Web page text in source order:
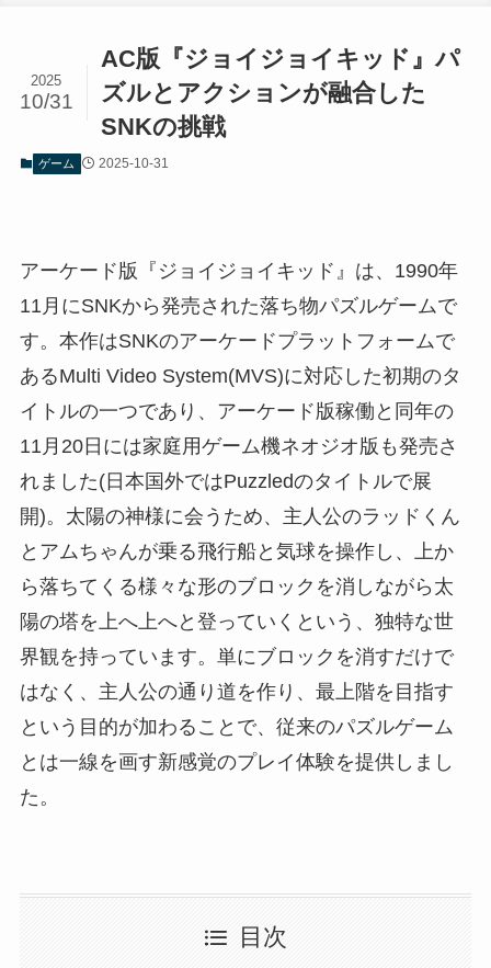
AC版『ジョイジョイキッド』パ
ズルとアクションが融合した
SNKの挑戦
2025
10/31
ゲーム 2025-10-31
アーケード版『ジョイジョイキッド』は、1990年
11月にSNKから発売された落ち物パズルゲームで
す。本作はSNKのアーケードプラットフォームで
あるMulti Video System(MVS)に対応した初期のタ
イトルの一つであり、アーケード版稼働と同年の
11月20日には家庭用ゲーム機ネオジオ版も発売さ
れました(日本国外ではPuzzledのタイトルで展
開)。太陽の神様に会うため、主人公のラッドくん
とアムちゃんが乗る飛行船と気球を操作し、上か
ら落ちてくる様々な形のブロックを消しながら太
陽の塔を上へ上へと登っていくという、独特な世
界観を持っています。単にブロックを消すだけで
はなく、主人公の通り道を作り、最上階を目指す
という目的が加わることで、従来のパズルゲーム
とは一線を画す新感覚のプレイ体験を提供しまし
た。
目次